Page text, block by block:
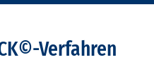
Verfahren